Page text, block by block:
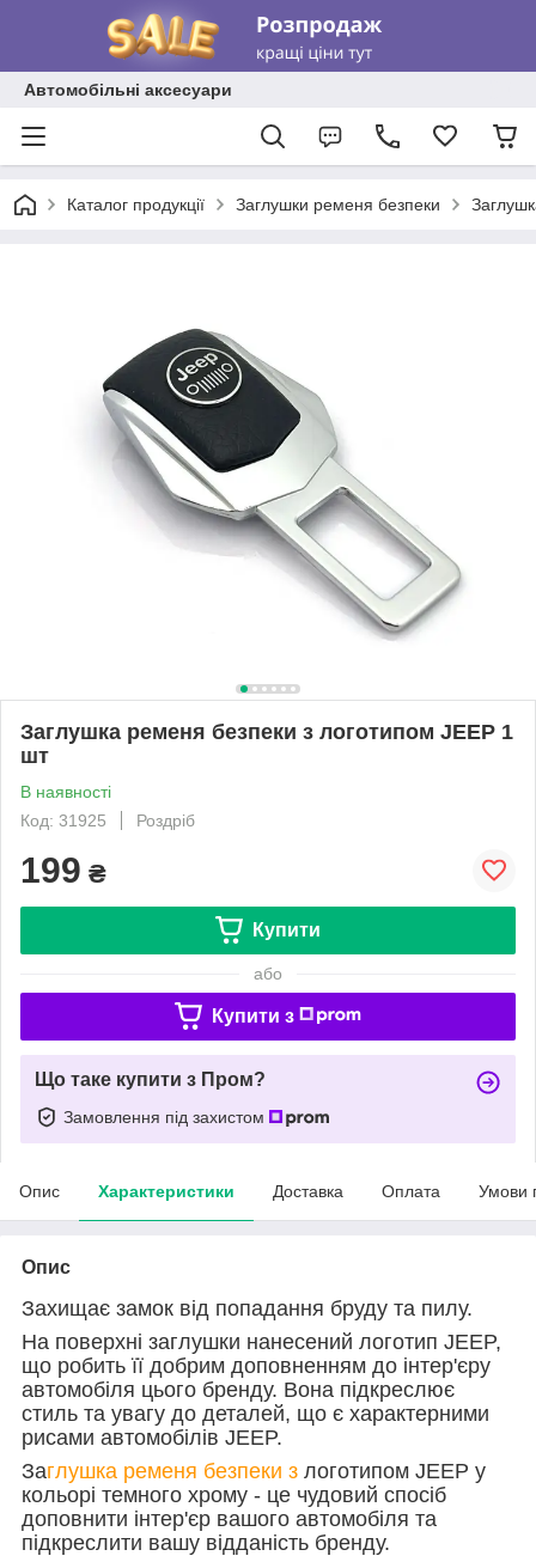
Автомобільні аксесуари
Каталог продукції Заглушки ременя безпеки
Заглушка ременя безпеки з логотипом JEEP 1
шт
В наявності
Код: 31925
Роздріб
199 ₴
Купити
або
Купити з
Що таке купити з Пром?
Замовлення під захистом
Опис Характеристики Доставка Оплата Умови
Опис
Захищає замок від попадання бруду та пилу.
На поверхні заглушки нанесений логотип JEEP,
що робить її добрим доповненням до інтер'єру
автомобіля цього бренду. Вона підкреслює
стиль та увагу до деталей, що є характерними
рисами автомобілів JEEP.
Заглушка ременя безпеки з логотипом JEEP у
кольорі темного хрому - це чудовий спосіб
доповнити інтер'єр вашого автомобіля та
підкреслити вашу відданість бренду.